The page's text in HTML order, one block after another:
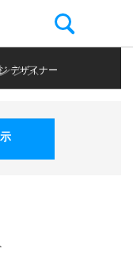
ンス
デザイナー